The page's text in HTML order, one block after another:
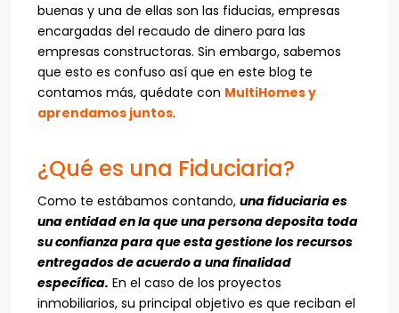
buenas y una de ellas son las fiducias, empresas
encargadas del recaudo de dinero para las
empresas constructoras. Sin embargo, sabemos
que esto es confuso así que en este blog te
contamos más, quédate con MultiHomes y
aprendamos juntos.
¿Qué es una Fiduciaria?
Como te estábamos contando, una fiduciaria es
una entidad en la que una persona deposita toda
su confianza para que esta gestione los recursos
entregados de acuerdo a una finalidad
específica. En el caso de los proyectos
inmobiliarios, su principal objetivo es que reciban el